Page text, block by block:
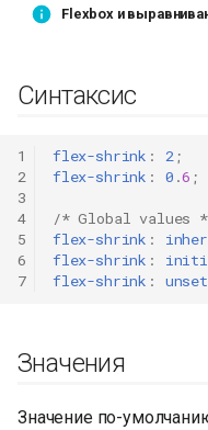
Flexbox и
Синтаксис
1
2
3
4
5
6
7
flex-shrink : 2;
flex-shrink : 0 .6 ;
/* Global values
flex-shrink :
flex-shrink :
flex-shrink : unset
Значения
Значение по-